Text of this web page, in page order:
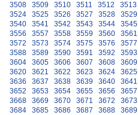
3508
3509 3510 3511 3512 3513
3524
3525 3526 3527 3528 3529
3540
3541 3542 3543 3544 3545
3556
3557 3558 3559 3560 3561
3572
3573 3574 3575 3576 3577
3588
3589 3590 3591 3592 3593
3604
3605 3606 3607 3608 3609
3620
3621 3622 3623 3624 3625
3636
3637 3638 3639 3640 3641
3652
3653 3654 3655 3656 3657
3668
3669 3670 3671 3672 3673
3684
3685 3686 3687 3688 3689